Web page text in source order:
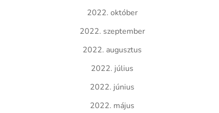
2022. október
2022. szeptember
2022. augusztus
2022. július
2022. június
2022. május